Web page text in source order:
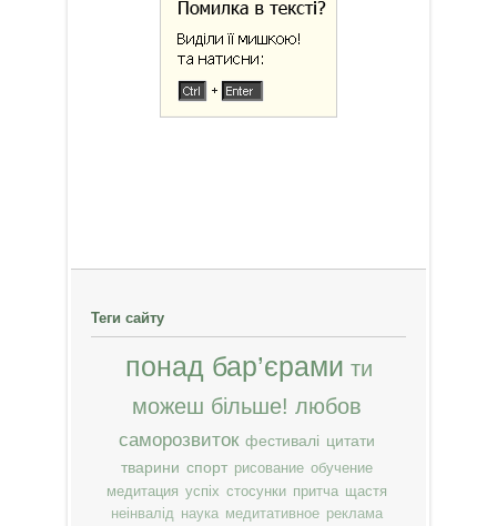
Теги сайту
понад бар’єрами ти
можеш більше! любов
саморозвиток фестивалі цитати
тварини спорт рисование обучение
медитация успіх стосунки притча щастя
неінвалід наука медитативное реклама